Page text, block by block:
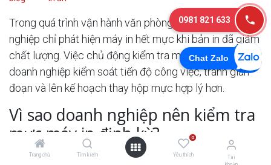
Trang chủ Tìm kiếm
0
Yêu thích
Tài
Trong quá trình vận hành văn phòng, nhiều doanh
nghiệp chỉ phát hiện máy in hết mực khi bản in đã giảm
chất lượng. Việc chủ động kiểm tra mực máy in giúp
doanh nghiệp kiểm soát tiến độ công việc, tránh gián
đoạn và lên kế hoạch thay hộp mực hợp lý hơn.
Vì sao doanh nghiệp nên kiểm tra
mực máy in định kỳ?
Kiểm tra mực không chỉ để biết máy còn in được bao
Chat Zalo
0981 821 633